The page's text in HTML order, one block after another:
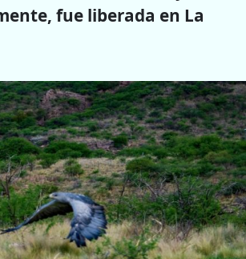
fue liberada en La